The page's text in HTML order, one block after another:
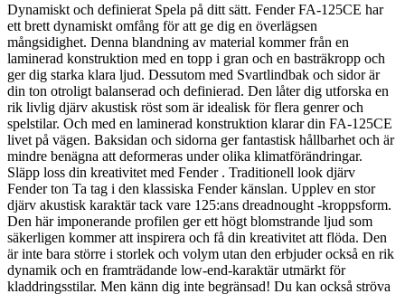
Dynamiskt och definierat Spela på ditt sätt. Fender FA-125CE har
ett brett dynamiskt omfång för att ge dig en överlägsen
mångsidighet. Denna blandning av material kommer från en
laminerad konstruktion med en topp i gran och en basträkropp och
ger dig starka klara ljud. Dessutom med Svartlindbak och sidor är
din ton otroligt balanserad och definierad. Den låter dig utforska en
rik livlig djärv akustisk röst som är idealisk för flera genrer och
spelstilar. Och med en laminerad konstruktion klarar din FA-125CE
livet på vägen. Baksidan och sidorna ger fantastisk hållbarhet och är
mindre benägna att deformeras under olika klimatförändringar.
Släpp loss din kreativitet med Fender . Traditionell look djärv
Fender ton Ta tag i den klassiska Fender känslan. Upplev en stor
djärv akustisk karaktär tack vare 125:ans dreadnought -kroppsform.
Den här imponerande profilen ger ett högt blomstrande ljud som
säkerligen kommer att inspirera och få din kreativitet att flöda. Den
är inte bara större i storlek och volym utan den erbjuder också en rik
dynamik och en framträdande low-end-karaktär utmärkt för
kladdringsstilar. Men känn dig inte begränsad! Du kan också ströva